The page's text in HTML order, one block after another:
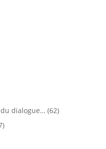
dialogue… (62)